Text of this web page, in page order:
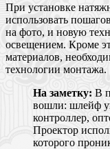
При установке
использовать
на фото, и новую
освещением. Кроме
материалов,
технологии монтажа.
На заметку: В
вошли: шлейф
контроллер,
Проектор
которого